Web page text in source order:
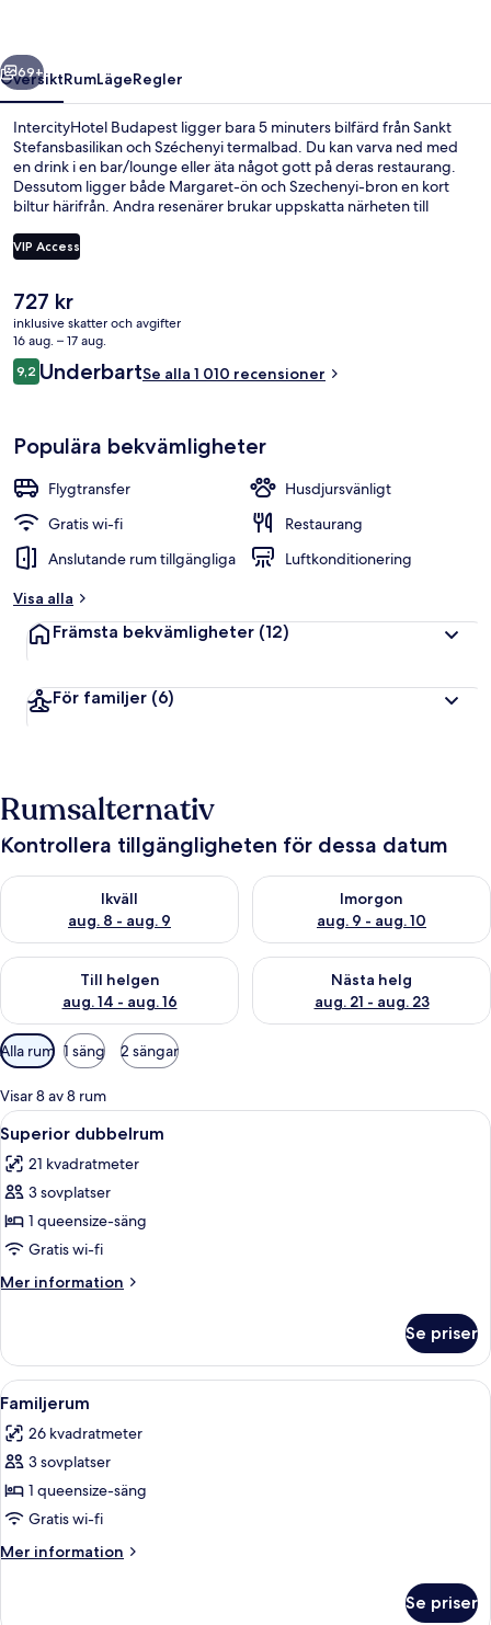
Nästa
69+
ÖversiktRumLägeRegler
IntercityHotel Budapest ligger bara 5 minuters bilfärd från Sankt
Stefansbasilikan och Széchenyi termalbad. Du kan varva ned med
en drink i en bar/lounge eller äta något gott på deras restaurang.
Dessutom ligger både Margaret-ön och Szechenyi-bron en kort
biltur härifrån. Andra resenärer brukar uppskatta närheten till
M spårvagnshållplats och till Keleti-stationen tar det inte mer än 3
minuter att gå.
VIP Access
Det
nuvarande
priset
är
727 kr
727 kr
inklusive skatter och avgifter
16 aug. – 17 aug.
Recensioner
9,29,2 av 10,
UnderbartSe alla 1 010 recensioner
Populära bekvämligheter
Flygtransfer
Husdjursvänligt
Gratis wi-fi
Restaurang
Anslutande rum tillgängliga
Luftkonditionering
Visa alla
Främsta bekvämligheter (12)
För familjer (6)
Rumsalternativ
Kontrollera tillgängligheten för dessa datum
Ikväll
aug. 8 - aug. 9
Kontrollera tillgängligheten för ikväll aug. 8 - aug. 9
Imorgon
aug. 9 - aug. 10
Kontrollera tillgängligheten
Till helgen
aug. 14 - aug. 16
Kontrollera tillgängligheten för den här helgen aug. 14 - aug.
Nästa helg
aug. 21 - aug. 23
Kontrollera tillgängligheten
Tillgängliga
filter
för
rum
Alla rum 1 säng 2 sängar
Visar 8 av 8 rum
Öppna
alla
foton
för
Superior
dubbelrum
Ett hotellrum med en stor säng,
12
Superior dubbelrum
21 kvadratmeter
3 sovplatser
1 queensize-säng
Gratis wi-fi
Mer information
Mer
dubbelrum
Se priser
Öppna
alla
foton
för
Familjerum
Ett hotellrum med en stor säng,
5
Familjerum
26 kvadratmeter
3 sovplatser
1 queensize-säng
Gratis wi-fi
Mer information
Mer
Se priser